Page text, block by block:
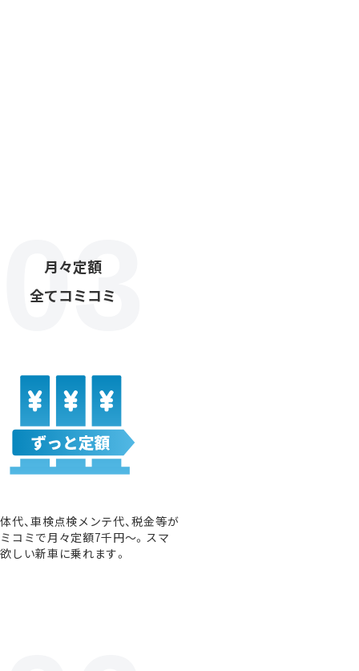
月々定額
全てコミコミ
代、車検点検メンテ代、税金等が
コミで月々定額7千円〜。スマ
しい新車に乗れます。